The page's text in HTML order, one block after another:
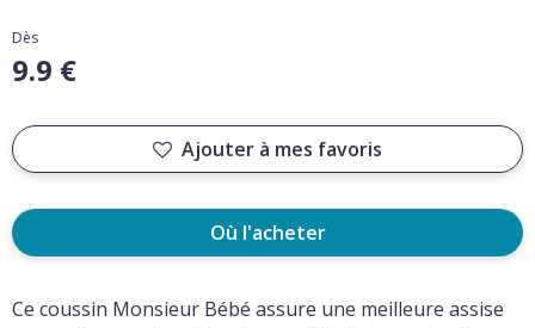
Dès
9.9 €
Ajouter à mes favoris
Où l'acheter
Ce coussin Monsieur Bébé assure une meilleure assise